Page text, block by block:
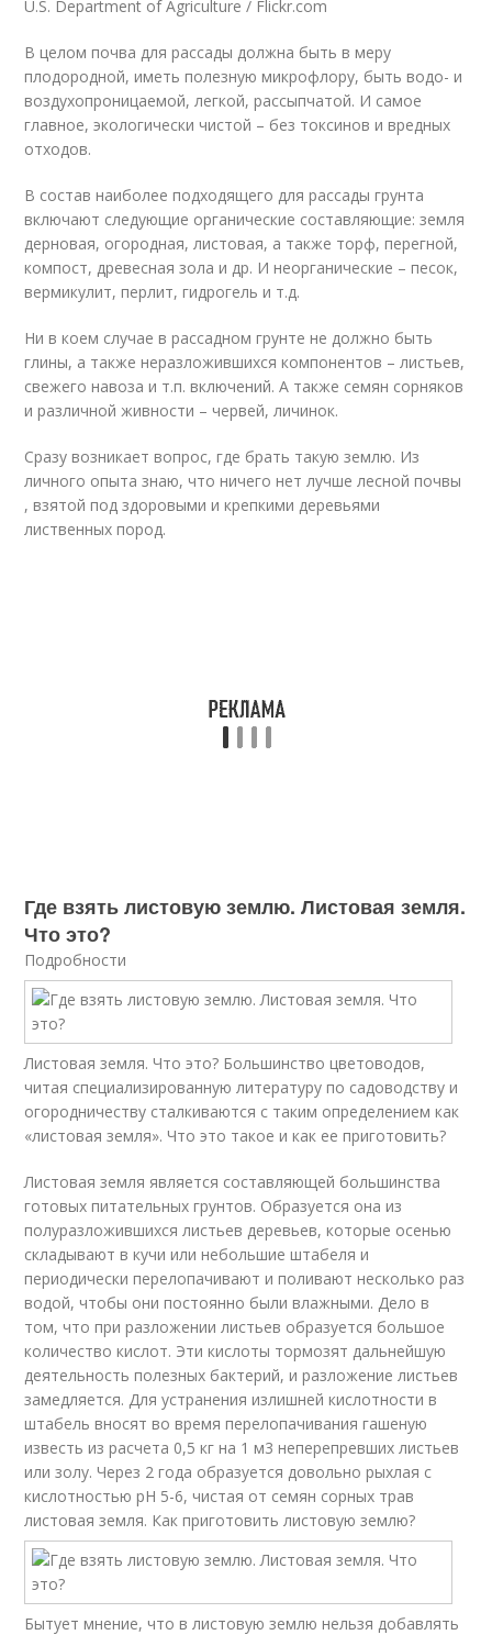
U.S. Department of Agriculture / Flickr.com
В целом почва для рассады должна быть в меру
плодородной, иметь полезную микрофлору, быть водо- и
воздухопроницаемой, легкой, рассыпчатой. И самое
главное, экологически чистой – без токсинов и вредных
отходов.
В состав наиболее подходящего для рассады грунта
включают следующие органические составляющие: земля
дерновая, огородная, листовая, а также торф, перегной,
компост, древесная зола и др. И неорганические – песок,
вермикулит, перлит, гидрогель и т.д.
Ни в коем случае в рассадном грунте не должно быть
глины, а также неразложившихся компонентов – листьев,
свежего навоза и т.п. включений. А также семян сорняков
и различной живности – червей, личинок.
Сразу возникает вопрос, где брать такую землю. Из
личного опыта знаю, что ничего нет лучше лесной почвы
, взятой под здоровыми и крепкими деревьями
лиственных пород.
Где взять листовую землю. Листовая земля.
Что это?
Подробности
Листовая земля. Что это? Большинство цветоводов,
читая специализированную литературу по садоводству и
огородничеству сталкиваются с таким определением как
«листовая земля». Что это такое и как ее приготовить?
Листовая земля является составляющей большинства
готовых питательных грунтов. Образуется она из
полуразложившихся листьев деревьев, которые осенью
складывают в кучи или небольшие штабеля и
периодически перелопачивают и поливают несколько раз
водой, чтобы они постоянно были влажными. Дело в
том, что при разложении листьев образуется большое
количество кислот. Эти кислоты тормозят дальнейшую
деятельность полезных бактерий, и разложение листьев
замедляется. Для устранения излишней кислотности в
штабель вносят во время перелопачивания гашеную
известь из расчета 0,5 кг на 1 м3 неперепревших листьев
или золу. Через 2 года образуется довольно рыхлая с
кислотностью рН 5-6, чистая от семян сорных трав
листовая земля. Как приготовить листовую землю?
Бытует мнение, что в листовую землю нельзя добавлять